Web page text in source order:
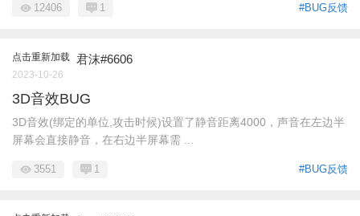
#BUG反馈
12406 1
点击重新加载 君沫#6606
2023-10-26
3D音效BUG
3D音效(绑定的单位,攻击时候)设置了静音距离4000，声音在左边半
屏幕会直接静音，在右边半屏幕需 ...
#BUG反馈
3551 1